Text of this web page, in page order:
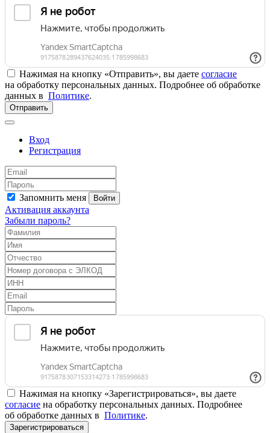
Нажимая на кнопку «Отправить», вы даете согласие
на обработку персональных данных. Подробнее об обработке
данных в Политике.
Отправить
Вход
Регистрация
Запомнить меня Войти
Активация аккаунта
Забыли пароль?
Нажимая на кнопку «Зарегистрироваться», вы даете
согласие на обработку персональных данных. Подробнее
об обработке данных в Политике.
Зарегистрироваться